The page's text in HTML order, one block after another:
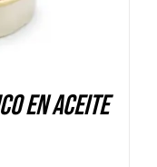
en aceite